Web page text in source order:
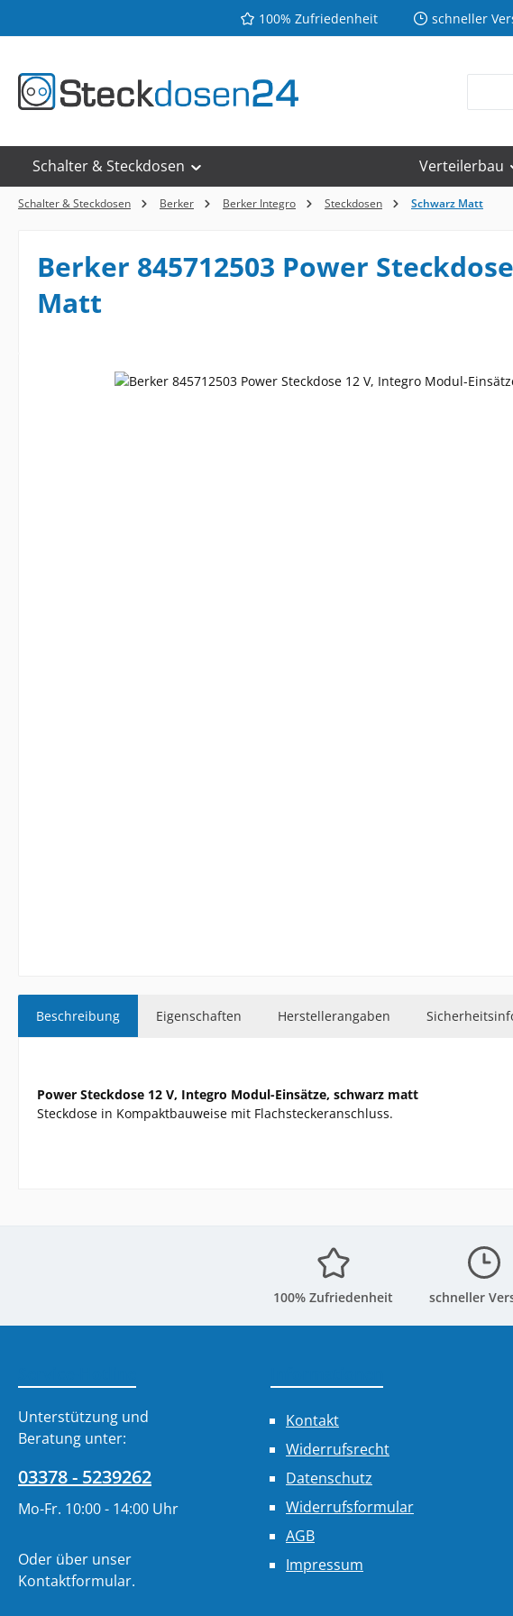
100% Zufriedenheit schneller
Schalter & Steckdosen Verteilerbau
Schalter & Steckdosen Berker Berker Integro Steckdosen Schwarz Matt
Berker 845712503 Power
Matt
Bildergalerie überspringen
Beschreibung Eigenschaften Herstellerangaben
Power Steckdose 12 V, Integro Modul-Einsätze, schwarz matt
Steckdose in Kompaktbauweise mit Flachsteckeranschluss.
100% Zufriedenheit schneller
Unterstützung und
Beratung unter:
03378 - 5239262
Mo-Fr. 10:00 - 14:00 Uhr
Oder über unser
Kontaktformular.
Kontakt
Widerrufsrecht
Datenschutz
Widerrufsformular
AGB
Impressum